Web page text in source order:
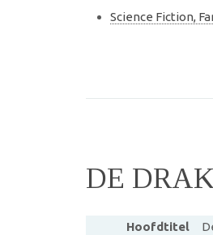
Science Fiction,
DE
Hoofdtitel